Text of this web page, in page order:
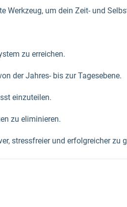
Werkzeug, um dein Zeit- und
zu erreichen.
der Jahres- bis zur Tagesebene.
einzuteilen.
zu eliminieren.
stressfreier und erfolgreicher zu